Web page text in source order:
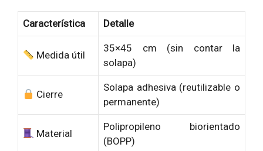
Característica Detalle
Medida útil
35×45 cm (sin contar la
solapa)
Cierre
Solapa adhesiva (reutilizable o
permanente)
Material
Polipropileno biorientado
(BOPP)